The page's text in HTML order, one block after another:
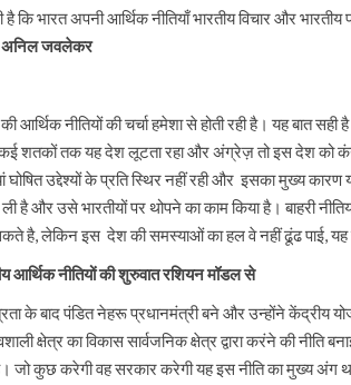
कि भारत अपनी आर्थिक नीतियाँ भारतीय विचार और भारतीय
जवलेकर
आर्थिक नीतियों की चर्चा हमेशा से होती रही है। यह बात
शतकों तक यह देश लूटता रहा और अंग्रेज़ तो इस देश को
घोषित उद्देश्यों के प्रति स्थिर नहीं रही और इसका मुख्य
है और उसे भारतीयों पर थोपने का काम किया है। बाहरी
है, लेकिन इस देश की समस्याओं का हल वे नहीं ढूंढ पाई,
आर्थिक नीतियों की शुरुवात रशियन मॉडल से
के बाद पंडित नेहरू प्रधानमंत्री बने और उन्होंने केंद्रीय
क्षेत्र का विकास सार्वजनिक क्षेत्र द्वारा करंने की
जो कुछ करेगी वह सरकार करेगी यह इस नीति का मुख्य अंग